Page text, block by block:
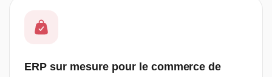
ERP sur mesure pour le commerce de